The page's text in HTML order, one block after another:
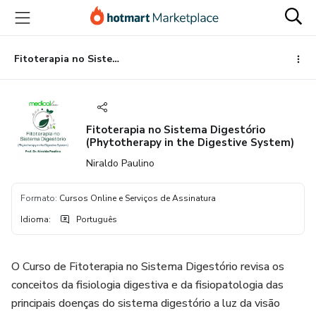
para
conteúdo
principal
para
pagamento
para
rodapé
Fitoterapia no Sistema Digestório (Phytotherapy in the Digestive System)
Fitoterapia no Sistema Digestório
(Phytotherapy in the Digestive System)
Niraldo Paulino
Formato: Cursos Online e Serviços de Assinatura
Idioma: Português
O Curso de Fitoterapia no Sistema Digestório revisa os
conceitos da fisiologia digestiva e da fisiopatologia das
principais doenças do sistema digestório a luz da visão